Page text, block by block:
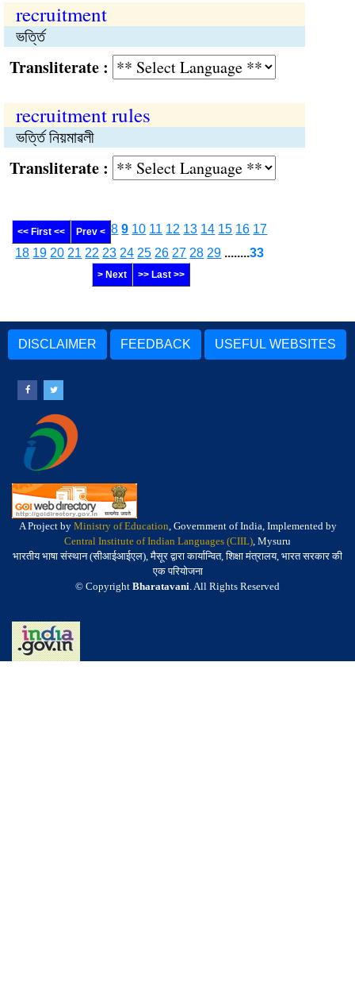
recruitment
ভর্ত্তি
:
recruitment rules
ভর্ত্তি নিয়মাৱলী
:
<< First << Prev < 8 9 10 11 12 13 14 15 16 17
18 19 20 21 22 23 24 25 26 27 28 29 ........33
> Next >> Last >>
DISCLAIMER FEEDBACK USEFUL WEBSITES
A Project by Ministry of Education, Government of India, Implemented by
Central Institute of Indian Languages (CIIL), Mysuru
भारतीय भाषा संस्थान (सीआईआईएल), मैसूर द्वारा कार्यान्वित, शिक्षा मंत्रालय, भारत सरकार की
एक परियोजना
© Copyright Bharatavani. All Rights Reserved